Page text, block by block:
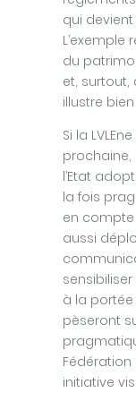
qui
du
et, surtout,
illustre
Si la
l’Etat
la fois
en compte
aussi
à la
pèseront
initiative